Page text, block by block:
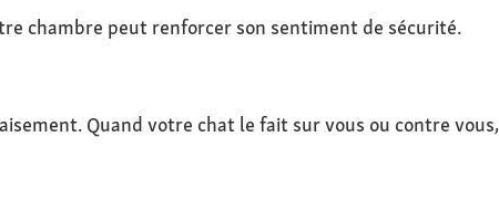
chambre peut renforcer son sentiment de sécurité.
Quand votre chat le fait sur vous ou contre vous,